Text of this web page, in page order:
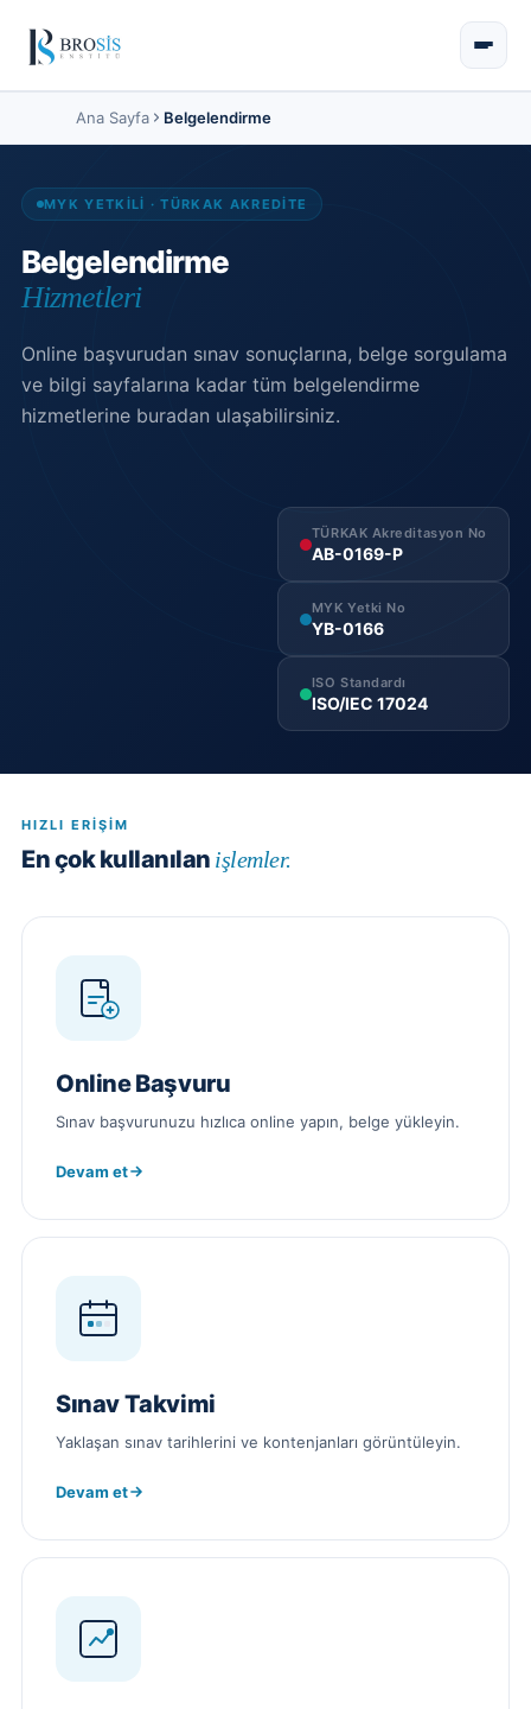
Ana Sayfa Belgelendirme
MYK YETKİLİ · TÜRKAK AKREDİTE
Belgelendirme
Hizmetleri
Online başvurudan sınav sonuçlarına, belge sorgulama
ve bilgi sayfalarına kadar tüm belgelendirme
hizmetlerine buradan ulaşabilirsiniz.
TÜRKAK Akreditasyon No
AB-0169-P
MYK Yetki No
YB-0166
ISO Standardı
ISO/IEC 17024
HIZLI ERIŞIM
En çok kullanılan işlemler.
Online Başvuru
Sınav başvurunuzu hızlıca online yapın, belge yükleyin.
Devam et
Sınav Takvimi
Yaklaşan sınav tarihlerini ve kontenjanları görüntüleyin.
Devam et